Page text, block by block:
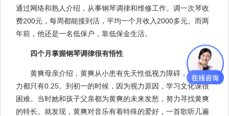
通过网络和熟人介绍，从事钢琴调律和维修工作。调一次琴收
费200元，每周都能接到活，平均一个月收入2000多元。而两
年前，他还是一名低保户，靠低保金生活。
四个月掌握钢琴调律很有悟性
黄爽母亲介绍，黄爽从小患有先天性低视力障碍，双眼视
力都只有0.25。到初一的时候，因为视力原因，学习文化课很
困难。当时她和孩子父亲都为黄爽的未来发愁，努力寻找黄爽
的特长。就发现，黄爽对音乐有着特殊的爱好，一首歌听几遍